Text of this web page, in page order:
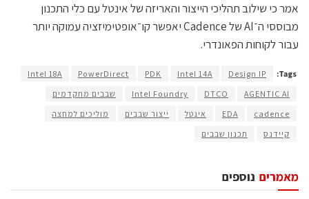
אמר כי שילוב תהליכי הייצור והאריזה של אינטל עם כלי התכנון
מבוססי ה־AI של Cadence יאפשר קו־אופטימיזציה עמוקה יותר
עבור לקוחות הפאונדרי.
Tags:
Design IP
Intel 14A
PDK
PowerDirect
Intel 18A
AGENTIC AI
DTCO
Intel Foundry
שבבים מתקדמים
cadence
EDA אינטל ייצור שבבים
מוליכים למחצה
קיידנס
תכנון שבבים
נוספים מאמרים